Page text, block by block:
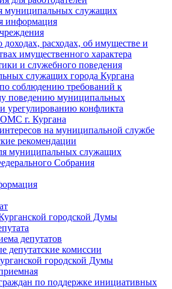
муниципальных служащих
информация
доходах, расходах, об имуществе и
имущественного характера
и служебного поведения
служащих города Кургана
соблюдению требований к
поведению муниципальных
урегулированию конфликта
ОМС г. Кургана
на муниципальной службе
рекомендации
муниципальных служащих
Cобрания
городской Думы
депутатов
депутатские комиссии
городской Думы
по поддержке инициативных